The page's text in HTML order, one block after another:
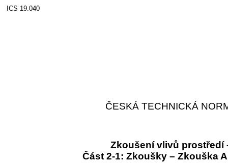
ICS 19.040
ČESKÁ TECHNICKÁ
Zkoušení vlivů prostředí
Část 2-1: Zkoušky – Zkouška